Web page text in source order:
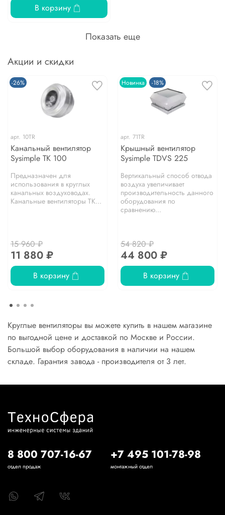
В корзину
Показать еще
Акции и скидки
-26%
арт. 10TR
Канальный вентилятор
Sysimple TK 100
Предназначен для
использования в круглых
канальных воздуховодах.
Канальные вентиляторы TK...
15 960 ₽
11 880 ₽
В корзину
Новинка -18%
арт. 71TR
Крышный вентилятор
Sysimple TDVS 225
Вертикальный способ отвода
воздуха увеличивает
производительность данного
оборудования по
сравнению...
54 820 ₽
44 800 ₽
В корзину
Круглые вентиляторы вы можете купить в нашем магазине
по выгодной цене и доставкой по Москве и России.
Большой выбор оборудования в наличии на нашем
складе. Гарантия завода - производителя от 3 лет.
8 800 707-16-67
отдел продаж
+7 495 101-78-98
монтажный отдел